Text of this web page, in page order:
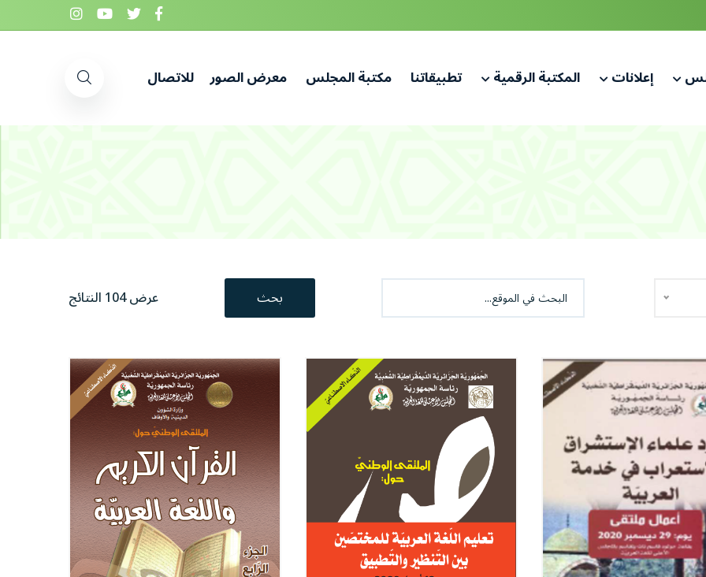
إعلانات المكتبة الرقمية تطبيقاتنا مكتبة المجلس معرض الصور للاتصال
بحث عرض 104 النتائج